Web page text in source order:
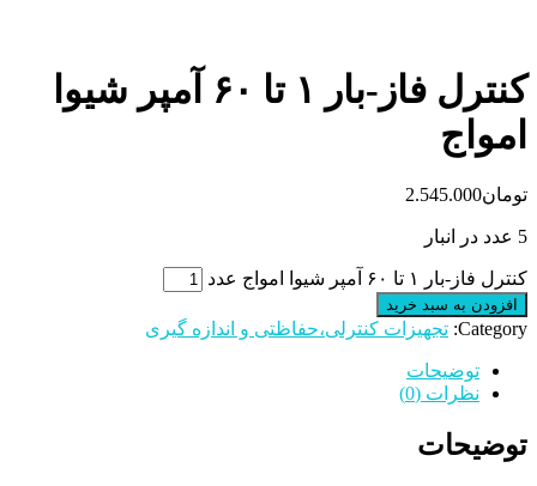
کنترل فاز-بار ۱ تا ۶۰ آمپر شیوا
امواج
تومان2.545.000
5 عدد در انبار
کنترل فاز-بار ۱ تا ۶۰ آمپر شیوا امواج عدد
افزودن به سبد خرید
Category: تجهیزات کنترلی،حفاظتی و اندازه گیری
توضیحات
نظرات (0)
توضیحات